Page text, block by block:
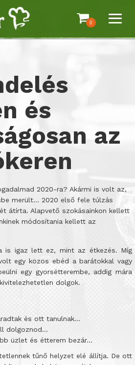
0
és
az
2020-ra? Akármi is volt az,
merült… 2020 első fele túlzás
átírta. Alapvető szokásainkon kellett
módosítania kellett az
is igaz lett ez, mint az étkezés. Míg
egy közös ebéd a barátokkal vagy
egy gyorsétterembe, addig mára
dolgok.
és ott tanulnak…
dolgoznod…
üzlet és étterem bezár…
tűnő helyzet elé állítja. De ott